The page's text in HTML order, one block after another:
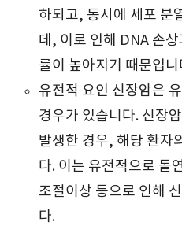
하되고, 동시에 세포 분
데, 이로 인해 DNA 손
률이 높아지기 때문입니
유전적 요인 신장암은
경우가 있습니다. 신장
발생한 경우, 해당 환자
다. 이는 유전적으로 돌
조절이상 등으로 인해
다.